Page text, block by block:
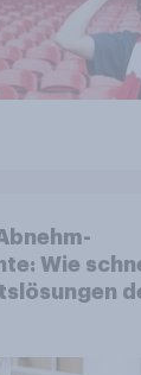
Wie